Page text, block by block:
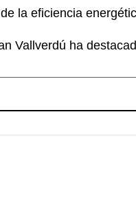
la eficiencia
Vallverdú ha